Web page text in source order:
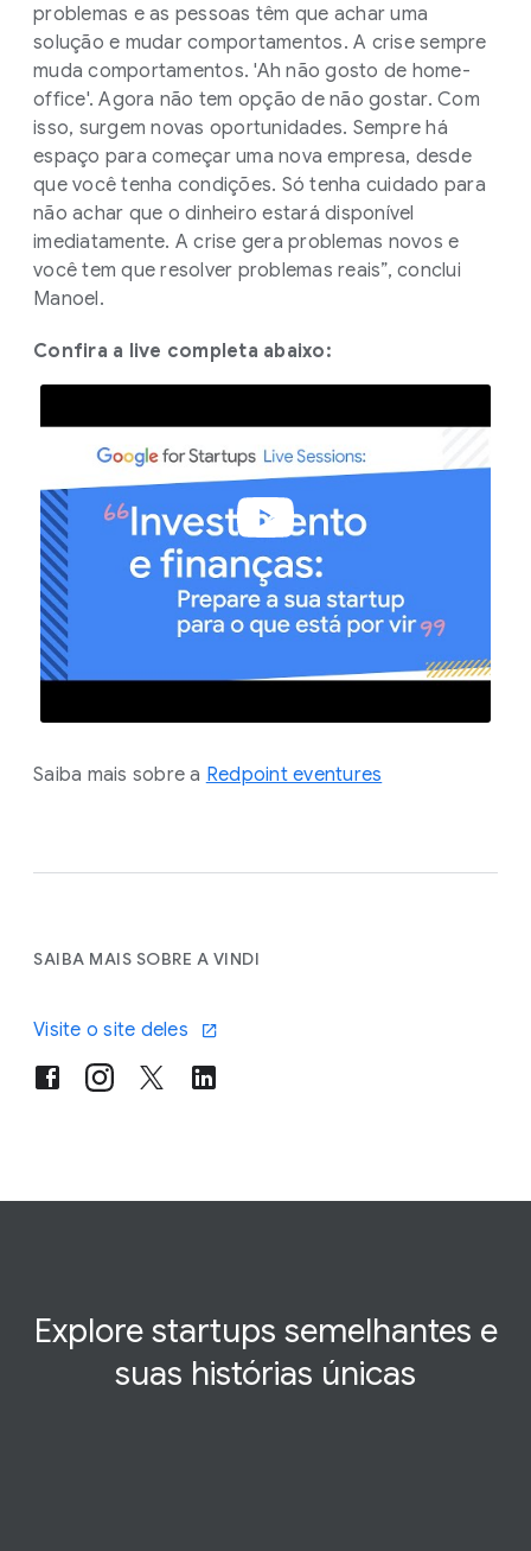
problemas e as pessoas têm que achar uma
solução e mudar comportamentos. A crise sempre
muda comportamentos. 'Ah não gosto de home-
office'. Agora não tem opção de não gostar. Com
isso, surgem novas oportunidades. Sempre há
espaço para começar uma nova empresa, desde
que você tenha condições. Só tenha cuidado para
não achar que o dinheiro estará disponível
imediatamente. A crise gera problemas novos e
você tem que resolver problemas reais”, conclui
Manoel.
Confira a live completa abaixo:
Saiba mais sobre a Redpoint eventures
SAIBA MAIS SOBRE A VINDI
Visite o site deles
Explore startups semelhantes e
suas histórias únicas